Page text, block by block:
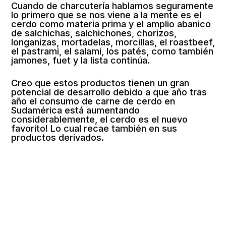
Cuando de charcutería hablamos seguramente
lo primero que se nos viene a la mente es el
cerdo como materia prima y el amplio abanico
de salchichas, salchichones, chorizos,
longanizas, mortadelas, morcillas, el roastbeef,
el pastrami, el salami, los patés, como también
jamones, fuet y la lista continúa.
Creo que estos productos tienen un gran
potencial de desarrollo debido a que año tras
año el consumo de carne de cerdo en
Sudamérica está aumentando
considerablemente, el cerdo es el nuevo
favorito! Lo cual recae también en sus
productos derivados.